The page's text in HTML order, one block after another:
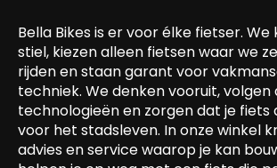
Bella Bikes is er voor élke fietser. We
stiel, kiezen alleen fietsen waar we
rijden en staan garant voor
techniek. We denken vooruit, volgen
technologieën en zorgen dat je fiets
voor het stadsleven. In onze winkel
advies en service waarop je kan